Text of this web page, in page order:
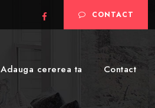
CONTACT
Adauga cererea ta Contact